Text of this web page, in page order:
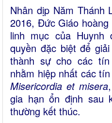
Nhân dịp Năm Thánh
2016, Đức Giáo
linh mục của Huynh
quyền đặc biệt để
thành sự cho các
nhằm hiệp nhất các
Misericordia et misera
gia hạn ổn định sau
thường kết thúc.